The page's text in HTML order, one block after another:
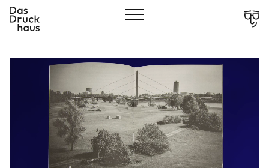
CLOSE
Showcases
Über Uns
Leistungen